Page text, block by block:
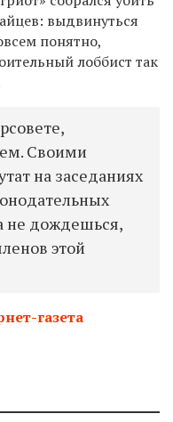
выдвинуться
понятно,
лоббист так
Своими
на заседаниях
не дождешься,
этой
газета